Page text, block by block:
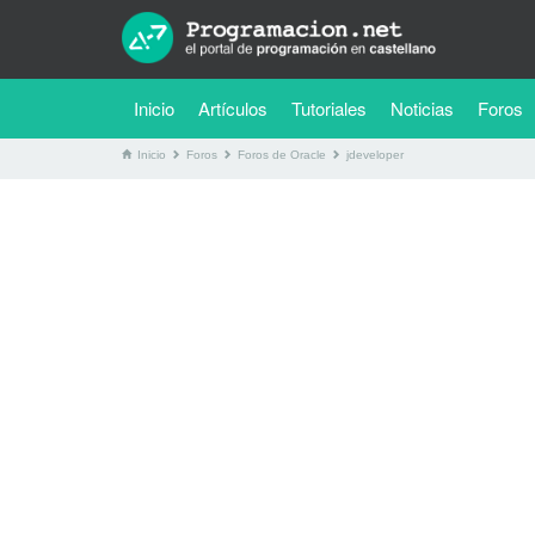
Inicio Artículos Tutoriales (current)
Noticias Foros
Inicio Foros Foros de Oracle jdeveloper